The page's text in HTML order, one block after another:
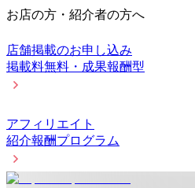
お店の方・紹介者の方へ
店舗掲載のお申し込み
掲載料無料・成果報酬型
アフィリエイト
紹介報酬プログラム